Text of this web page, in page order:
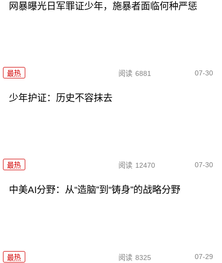
网暴曝光日军罪证少年，施暴者面临何种严惩
最热 阅读 6881 07-30
少年护证：历史不容抹去
最热 阅读 12470 07-30
中美AI分野：从“造脑”到“铸身”的战略分野
最热 阅读 8325 07-29